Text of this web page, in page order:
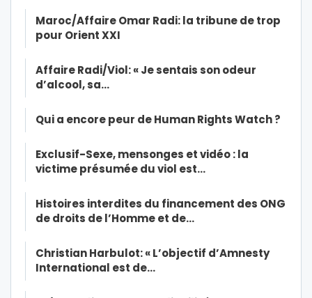
Maroc/Affaire Omar Radi: la tribune de trop
pour Orient XXI
Affaire Radi/Viol: « Je sentais son odeur
d’alcool, sa…
Qui a encore peur de Human Rights Watch ?
Exclusif-Sexe, mensonges et vidéo : la
victime présumée du viol est…
Histoires interdites du financement des ONG
de droits de l’Homme et de…
Christian Harbulot: « L’objectif d’Amnesty
International est de…